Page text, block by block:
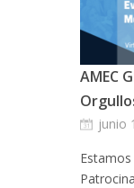
AMEC
junio